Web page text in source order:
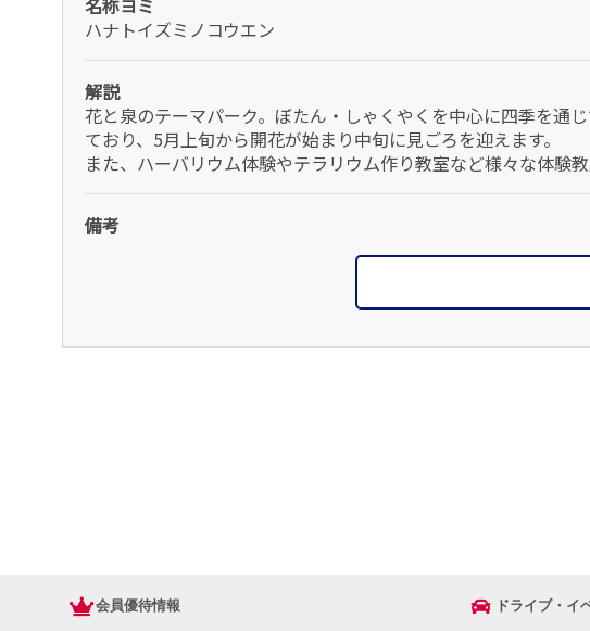
ハナトイズミノコウエン
解説
花と泉のテーマパーク。ぼたん・しゃくやくを中心に四季を通
ており、5月上旬から開花が始まり中旬に見ごろを迎えます。
また、ハーバリウム体験やテラリウム作り教室など様々な体験教
備考
会員優待情報 ドライブ・イ